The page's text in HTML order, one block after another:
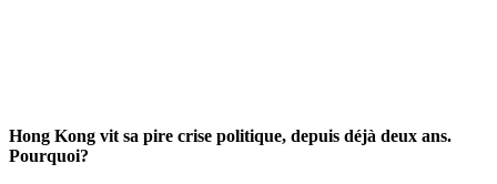
Hong Kong vit sa pire crise politique, depuis déjà deux ans.
Pourquoi?